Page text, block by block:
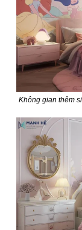
Không gian thêm